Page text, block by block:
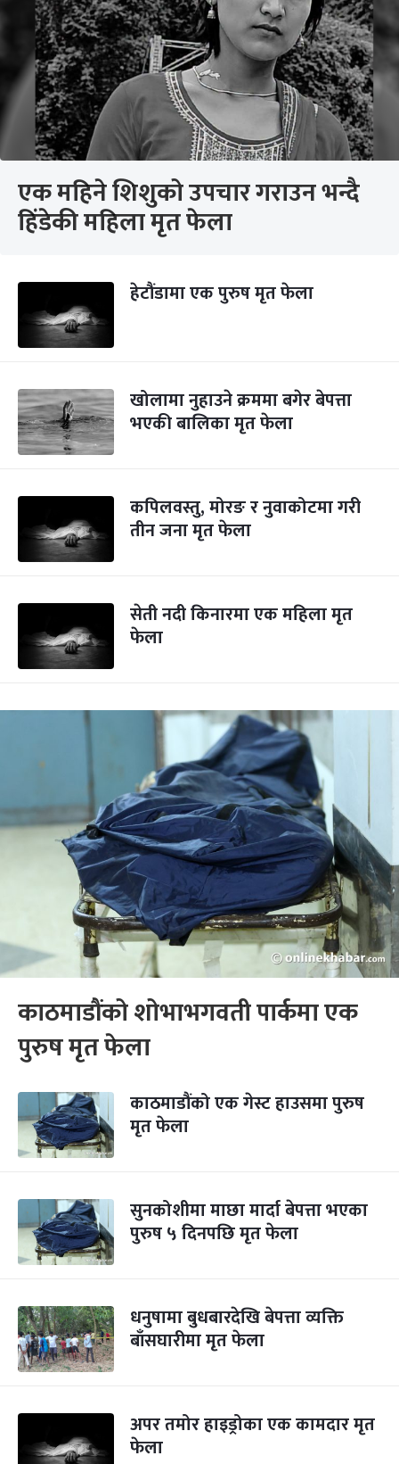
एक महिने शिशुको उपचार गराउन भन्दै
हिंडेकी महिला मृत फेला
हेटौंडामा एक पुरुष मृत फेला
खोलामा नुहाउने क्रममा बगेर बेपत्ता
भएकी बालिका मृत फेला
कपिलवस्तु, मोरङ र नुवाकोटमा गरी
तीन जना मृत फेला
सेती नदी किनारमा एक महिला मृत
फेला
काठमाडौंको शोभाभगवती पार्कमा एक
पुरुष मृत फेला
काठमाडौंको एक गेस्ट हाउसमा पुरुष
मृत फेला
सुनकोशीमा माछा मार्दा बेपत्ता भएका
पुरुष ५ दिनपछि मृत फेला
धनुषामा बुधबारदेखि बेपत्ता व्यक्ति
बाँसघारीमा मृत फेला
अपर तमोर हाइड्रोका एक कामदार मृत
फेला